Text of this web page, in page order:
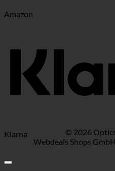
Amazon
Klarna
© 2026
Webdeals Shops